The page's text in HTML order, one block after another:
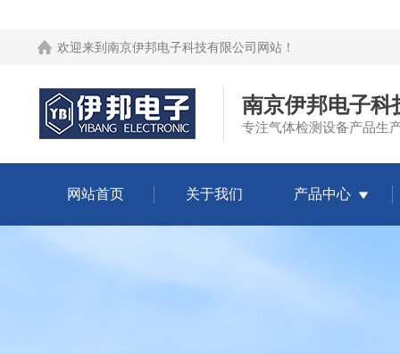
欢迎来到 南京伊邦电子科技有限公司网站 ！
南京伊邦电子科
专注气体检测设备产品生
网站首页 关于我们 产品中心